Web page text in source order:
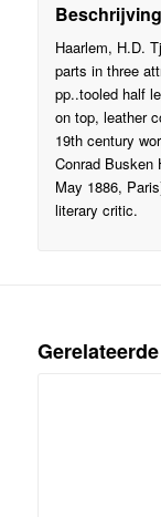
Beschrijving
Haarlem, H.D.
parts in three
pp..tooled half
on top, leather
19th century
Conrad Busken
May 1886,
literary critic.